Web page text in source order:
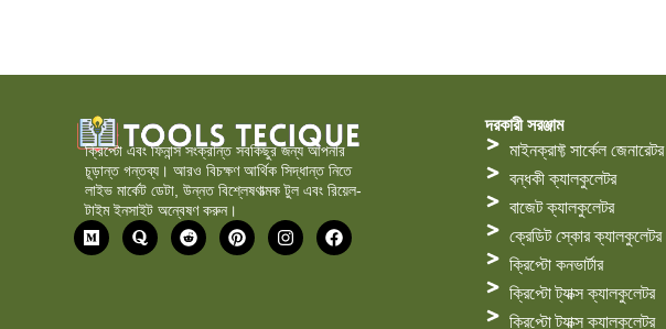
ক্রিপ্টো এবং ফিনান্স সংক্রান্ত সবকিছুর জন্য আপনার
চূড়ান্ত গন্তব্য। আরও বিচক্ষণ আর্থিক সিদ্ধান্ত নিতে
লাইভ মার্কেট ডেটা, উন্নত বিশ্লেষণাত্মক টুল এবং রিয়েল-
টাইম ইনসাইট অন্বেষণ করুন।
মা
ঝা
কো
রা
রে
ডি
পি
ন্টা
ই
ন
ফে
স
দরকারী সরঞ্জাম
মাইনক্রাফ্ট সার্কেল জেনারেটর
বন্ধকী ক্যালকুলেটর
বাজেট ক্যালকুলেটর
ক্রেডিট স্কোর ক্যালকুলেটর
ক্রিপ্টো কনভার্টার
ক্রিপ্টো ট্যাক্স ক্যালকুলেটর
ক্রিপ্টো ট্যাক্স ক্যালকুলেটর